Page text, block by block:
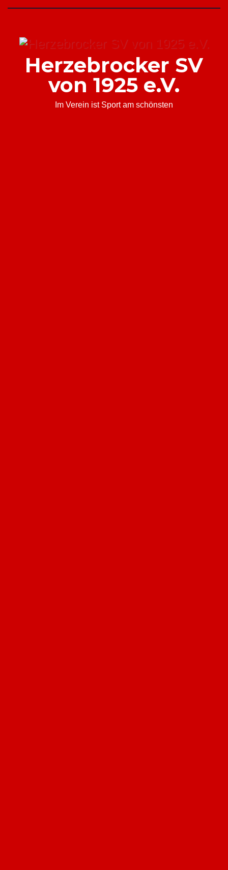
Herzebrocker SV
von 1925 e.V.
Im Verein ist Sport am schönsten